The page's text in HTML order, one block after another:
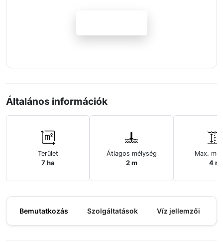
Általános információk
Terület
7 ha
Átlagos mélység
2 m
Max.
4 m
Bemutatkozás Szolgáltatások Víz jellemzői